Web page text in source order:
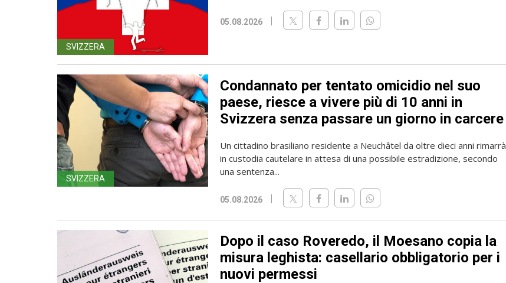
SVIZZERA
05.08.2026
SVIZZERA
Condannato per tentato omicidio nel suo
paese, riesce a vivere più di 10 anni in
Svizzera senza passare un giorno in carcere
Un cittadino brasiliano residente a Neuchâtel da oltre dieci anni rimarrà
in custodia cautelare in attesa di una possibile estradizione, secondo
una sentenza...
05.08.2026
Dopo il caso Roveredo, il Moesano copia la
misura leghista: casellario obbligatorio per i
nuovi permessi